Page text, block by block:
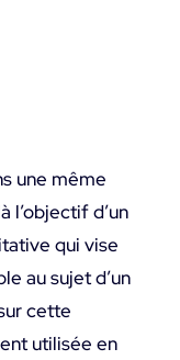
une même
l’objectif d’un
qui vise
au sujet d’un
cette
utilisée en